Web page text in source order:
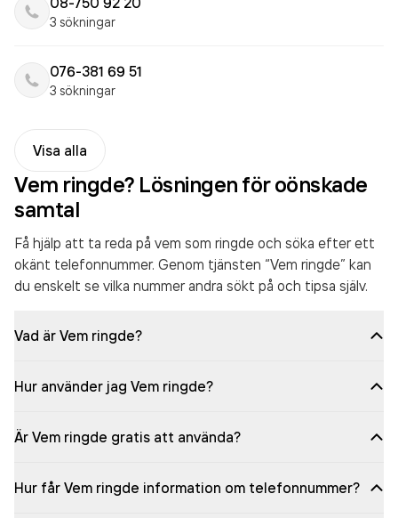
3 sökningar
076-381 69 51
3 sökningar
Visa alla
Vem ringde? Lösningen för oönskade
samtal
Få hjälp att ta reda på vem som ringde och söka efter ett
okänt telefonnummer. Genom tjänsten “Vem ringde” kan
du enskelt se vilka nummer andra sökt på och tipsa själv.
Vad är Vem ringde?
Hur använder jag Vem ringde?
Är Vem ringde gratis att använda?
Hur får Vem ringde information om telefonnummer?